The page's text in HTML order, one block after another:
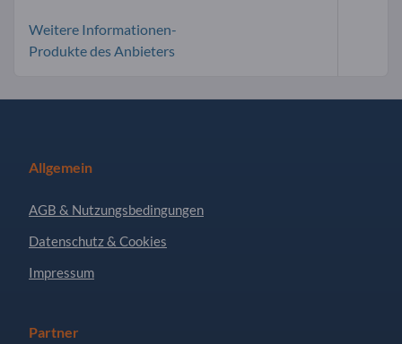
Weitere Informationen-
Produkte des Anbieters
Allgemein
AGB & Nutzungsbedingungen
Datenschutz & Cookies
Impressum
Partner